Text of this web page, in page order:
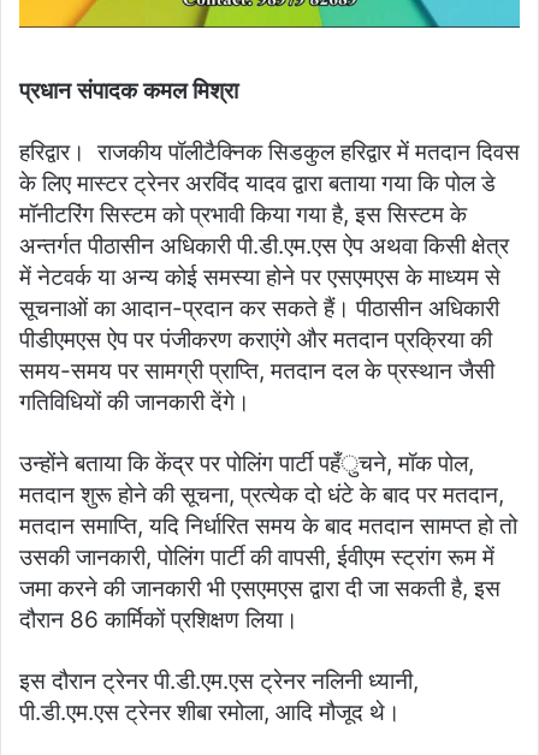
प्रधान संपादक कमल मिश्रा
हरिद्वार। राजकीय पॉलीटैक्निक सिडकुल हरिद्वार में मतदान दिवस
के लिए मास्टर ट्रेनर अरविंद यादव द्वारा बताया गया कि पोल डे
मॉनीटरिंग सिस्टम को प्रभावी किया गया है, इस सिस्टम के
अन्तर्गत पीठासीन अधिकारी पी.डी.एम.एस ऐप अथवा किसी क्षेत्र
में नेटवर्क या अन्य कोई समस्या होने पर एसएमएस के माध्यम से
सूचनाओं का आदान-प्रदान कर सकते हैं। पीठासीन अधिकारी
पीडीएमएस ऐप पर पंजीकरण कराएंगे और मतदान प्रक्रिया की
समय-समय पर सामग्री प्राप्ति, मतदान दल के प्रस्थान जैसी
गतिविधियों की जानकारी देंगे।
उन्होंने बताया कि केंद्र पर पोलिंग पार्टी पहँुचने, मॉक पोल,
मतदान शुरू होने की सूचना, प्रत्येक दो धंटे के बाद पर मतदान,
मतदान समाप्ति, यदि निर्धारित समय के बाद मतदान सामप्त हो तो
उसकी जानकारी, पोलिंग पार्टी की वापसी, ईवीएम स्ट्रांग रूम में
जमा करने की जानकारी भी एसएमएस द्वारा दी जा सकती है, इस
दौरान 86 कार्मिकों प्रशिक्षण लिया।
इस दौरान ट्रेनर पी.डी.एम.एस ट्रेनर नलिनी ध्यानी,
पी.डी.एम.एस ट्रेनर शीबा रमोला, आदि मौजूद थे।